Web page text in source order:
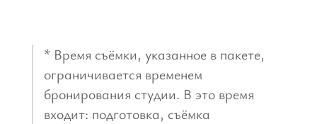
* Время съёмки, указанное в пакете,
ограничивается временем
бронирования студии. В это время
входит: подготовка, съёмка